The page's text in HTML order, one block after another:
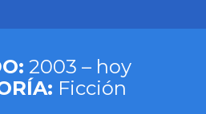
2003 – hoy
Ficción